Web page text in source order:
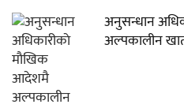
अनुसन्धान
अल्पकालीन